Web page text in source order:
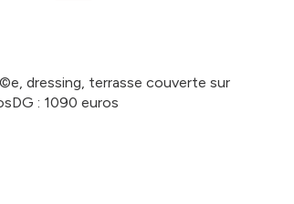
dressing, terrasse couverte sur
: 1090 euros